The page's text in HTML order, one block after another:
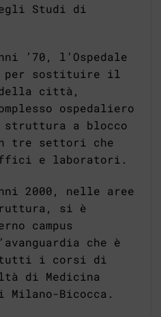
Studi di
’70, l’Ospedale
per sostituire il
della città,
ospedaliero
struttura a blocco
tre settori che
uffici e laboratori.
2000, nelle aree
si è
campus
che è
tutti i corsi di
di Medicina
Bicocca.